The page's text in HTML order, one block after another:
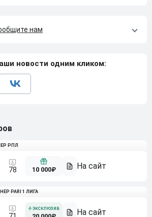
нам
новости одним кликом:
РПЛ
78 10 000₽
PARI 1 ЛИГА